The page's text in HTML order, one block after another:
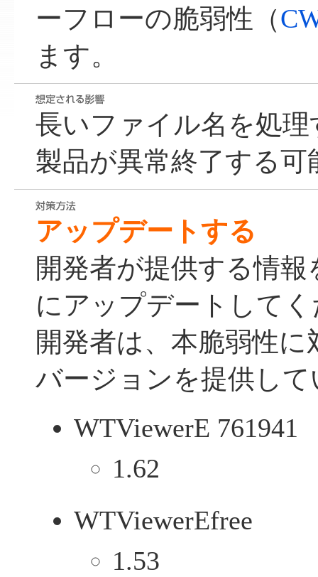
ーフローの脆弱性（
ます。
長いファイル名を処
製品が異常終了する
アップデートする
開発者が提供する情
にアップデートして
開発者は、本脆弱性
バージョンを提供して
WTViewerE 761941
1.62
WTViewerEfree
1.53